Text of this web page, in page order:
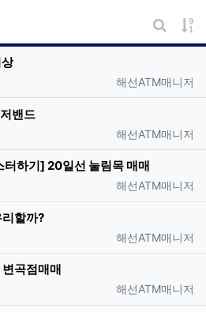
게시판
등록자
해선ATM매니저
밴드
등록자
해선ATM매니저
하기] 20일선 눌림목 매매
등록자
해선ATM매니저
할까?
등록자
해선ATM매니저
곡점매매
등록자
해선ATM매니저